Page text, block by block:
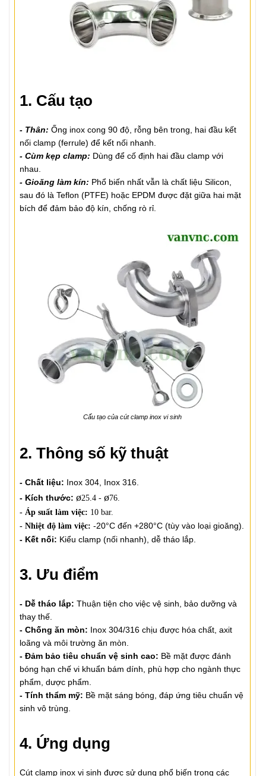
1. Cấu tạo
- Thân: Ống inox cong 90 độ, rỗng bên trong, hai đầu kết
nối clamp (ferrule) để kết nối nhanh.
- Cùm kẹp clamp: Dùng để cố định hai đầu clamp với
nhau.
- Gioăng làm kín: Phổ biến nhất vẫn là chất liệu Silicon,
sau đó là Teflon (PTFE) hoặc EPDM được đặt giữa hai mặt
bích để đảm bảo độ kín, chống rò rỉ.
Cấu tạo của cút clamp inox vi sinh
2. Thông số kỹ thuật
- Chất liệu: Inox 304, Inox 316.
- Kích thước: ø25.4 - ø76.
- Áp suất làm việc: 10 bar.
- Nhiệt độ làm việc: -20°C đến +280°C (tùy vào loại gioăng).
- Kết nối: Kiểu clamp (nối nhanh), dễ tháo lắp.
3. Ưu điểm
- Dễ tháo lắp: Thuận tiện cho việc vệ sinh, bảo dưỡng và
thay thế.
- Chống ăn mòn: Inox 304/316 chịu được hóa chất, axit
loãng và môi trường ăn mòn.
- Đảm bảo tiêu chuẩn vệ sinh cao: Bề mặt được đánh
bóng hạn chế vi khuẩn bám dính, phù hợp cho ngành thực
phẩm, dược phẩm.
- Tính thẩm mỹ: Bề mặt sáng bóng, đáp ứng tiêu chuẩn vệ
sinh vô trùng.
4. Ứng dụng
Cút clamp inox vi sinh được sử dụng phổ biến trong các